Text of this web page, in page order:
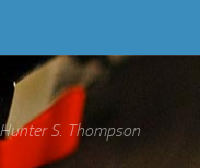
S. Thompson